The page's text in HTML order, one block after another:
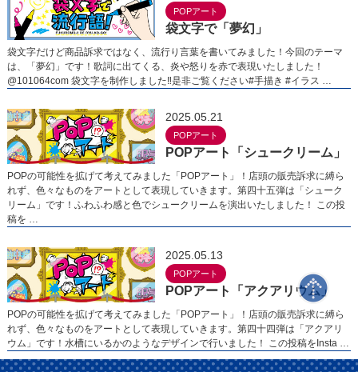
POPアート
袋文字で「夢幻」
袋文字だけど商品訴求ではなく、流行り言葉を書いてみました！今回のテーマ
は、「夢幻」です！歌詞に出てくる、炎や怒りを赤で表現いたしました！
@101064com 袋文字を制作しました‼︎︎是非ご覧ください#手描き #イラス …
2025.05.21
POPアート
POPアート「シュークリーム」
POPの可能性を拡げて考えてみました「POPアート」！店頭の販売訴求に縛ら
れず、色々なものをアートとして表現していきます。第四十五弾は「シューク
リーム」です！ふわふわ感と色でシュークリームを演出いたしました！ この投
稿を …
2025.05.13
POPアート
POPアート「アクアリウム」
POPの可能性を拡げて考えてみました「POPアート」！店頭の販売訴求に縛ら
れず、色々なものをアートとして表現していきます。第四十四弾は「アクアリ
ウム」です！水槽にいるかのようなデザインで行いました！ この投稿をInsta …